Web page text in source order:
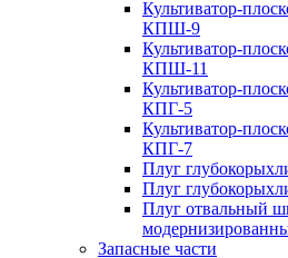
Культиватор-
КПШ-9
Культиватор-
КПШ-11
Культиватор-
КПГ-5
Культиватор-
КПГ-7
Плуг
Плуг
Плуг отвальный
Запасные части